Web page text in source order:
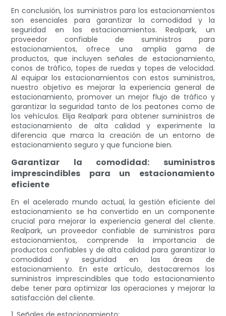
En conclusión, los suministros para los estacionamientos
son esenciales para garantizar la comodidad y la
seguridad en los estacionamientos. Realpark, un
proveedor confiable de suministros para
estacionamientos, ofrece una amplia gama de
productos, que incluyen señales de estacionamiento,
conos de tráfico, topes de ruedas y topes de velocidad.
Al equipar los estacionamientos con estos suministros,
nuestro objetivo es mejorar la experiencia general de
estacionamiento, promover un mejor flujo de tráfico y
garantizar la seguridad tanto de los peatones como de
los vehículos. Elija Realpark para obtener suministros de
estacionamiento de alta calidad y experimente la
diferencia que marca la creación de un entorno de
estacionamiento seguro y que funcione bien.
Garantizar la comodidad: suministros
imprescindibles para un estacionamiento
eficiente
En el acelerado mundo actual, la gestión eficiente del
estacionamiento se ha convertido en un componente
crucial para mejorar la experiencia general del cliente.
Realpark, un proveedor confiable de suministros para
estacionamientos, comprende la importancia de
productos confiables y de alta calidad para garantizar la
comodidad y seguridad en las áreas de
estacionamiento. En este artículo, destacaremos los
suministros imprescindibles que todo estacionamiento
debe tener para optimizar las operaciones y mejorar la
satisfacción del cliente.